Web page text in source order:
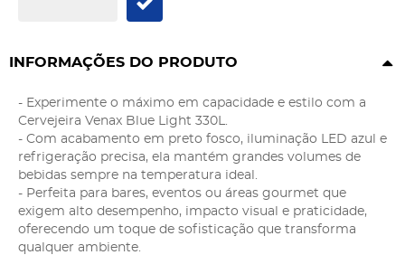
INFORMAÇÕES DO PRODUTO
- Experimente o máximo em capacidade e estilo com a
Cervejeira Venax Blue Light 330L.
- Com acabamento em preto fosco, iluminação LED azul e
refrigeração precisa, ela mantém grandes volumes de
bebidas sempre na temperatura ideal.
- Perfeita para bares, eventos ou áreas gourmet que
exigem alto desempenho, impacto visual e praticidade,
oferecendo um toque de sofisticação que transforma
qualquer ambiente.